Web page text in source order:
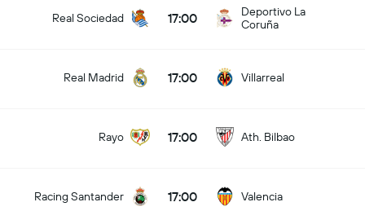
Real Sociedad 17:00
Deportivo La
Coruña
Real Madrid 17:00 Villarreal
Rayo 17:00 Ath. Bilbao
Racing Santander 17:00 Valencia